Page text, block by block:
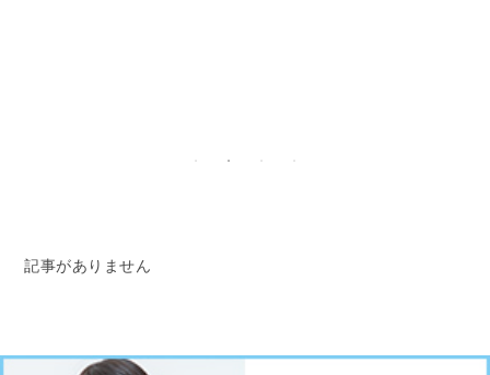
記事がありません